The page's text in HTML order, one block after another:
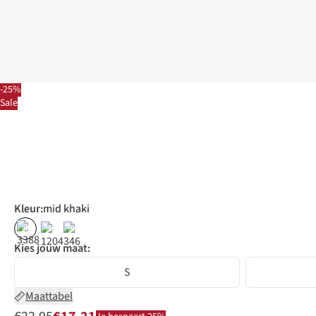
-25%
Sale
Kleur:mid khaki
% % %
Kies jouw maat:
S
Maattabel